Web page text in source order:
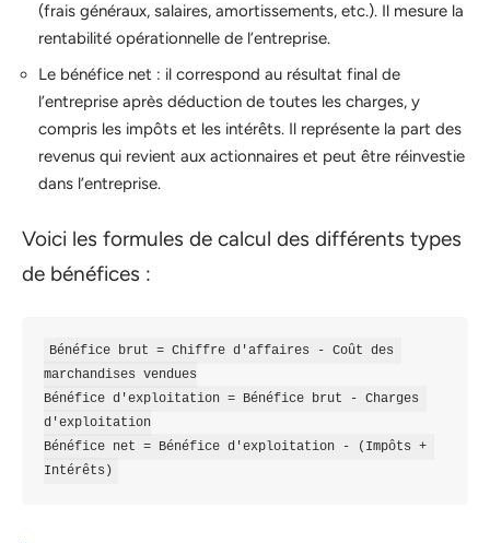
(frais généraux, salaires, amortissements, etc.). Il mesure la
rentabilité opérationnelle de l’entreprise.
Le bénéfice net : il correspond au résultat final de
l’entreprise après déduction de toutes les charges, y
compris les impôts et les intérêts. Il représente la part des
revenus qui revient aux actionnaires et peut être réinvestie
dans l’entreprise.
Voici les formules de calcul des différents types
de bénéfices :
Bénéfice brut = Chiffre d'affaires - Coût des
marchandises vendues
Bénéfice d'exploitation = Bénéfice brut - Charges
d'exploitation
Bénéfice net = Bénéfice d'exploitation - (Impôts +